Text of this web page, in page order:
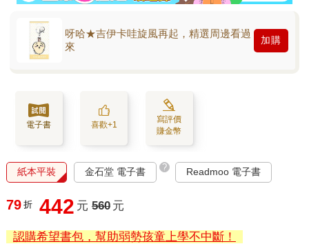
呀哈★吉伊卡哇旋風再起，精選周邊看過
來
加購
電子書 喜歡+1
寫評價
賺金幣
紙本平裝 金石堂 電子書 ? Readmoo 電子書
79 折 442 元 560 元
認購希望書包，幫助弱勢孩童上學不中斷！